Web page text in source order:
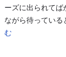
ーズに出られてば
ながら待ってい
む